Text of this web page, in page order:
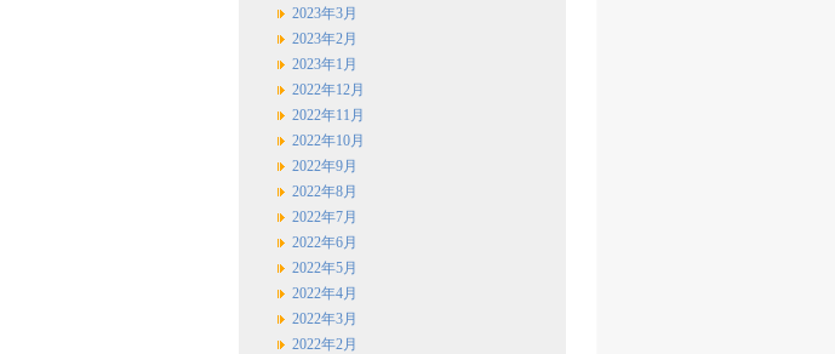
2023年3月
2023年2月
2023年1月
2022年12月
2022年11月
2022年10月
2022年9月
2022年8月
2022年7月
2022年6月
2022年5月
2022年4月
2022年3月
2022年2月